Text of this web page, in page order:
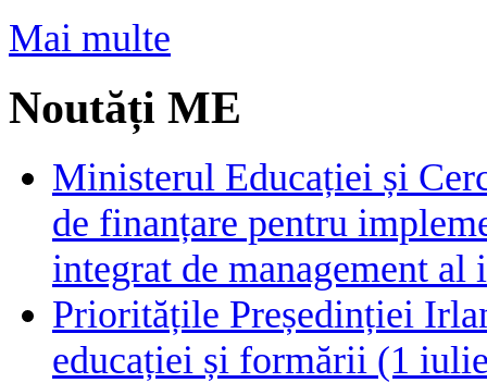
Mai multe
Noutăți ME
Ministerul Educației și
de finanțare pentru
integrat de management
Prioritățile Președinției
educației și formării (1